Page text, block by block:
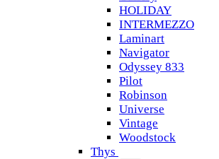
HOLIDAY
INTERMEZZO
Laminart
Navigator
Odyssey 833
Pilot
Robinson
Universe
Vintage
Woodstock
Thys